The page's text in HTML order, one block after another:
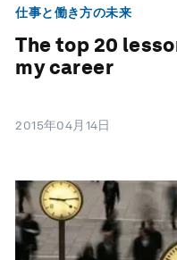
仕事と働き方の未来
The top 20
my career
2015年04月14日